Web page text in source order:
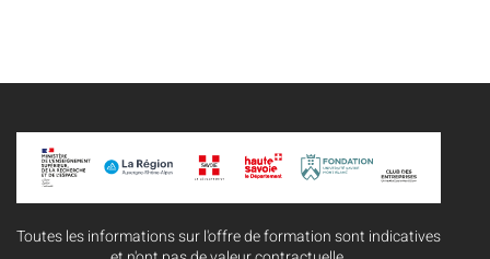
Toutes les informations sur l'offre de formation sont indicatives